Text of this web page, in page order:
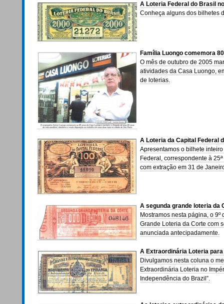
A Loteria Federal do Brasil
Conheça alguns dos bilhetes
Família Luongo comemora
O mês de outubro de 2005
atividades da Casa Luongo,
de loterias.
A Loteria da Capital Federal
Apresentamos o bilhete
Federal, correspondente à
com extração em 31 de
A segunda grande loteria da
Mostramos nesta página, o
Grande Loteria da Corte com
anunciada antecipadamente.
A Extraordinária Loteria para
Divulgamos nesta coluna o
Extraordinária Loteria no
Independência do Brazil”.